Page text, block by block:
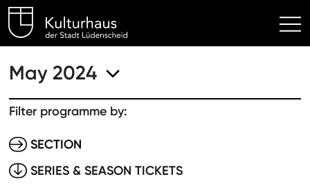
Kulturhaus Lüdenscheid
May 2024
Filter programme by:
SECTION
SERIES & SEASON TICKETS